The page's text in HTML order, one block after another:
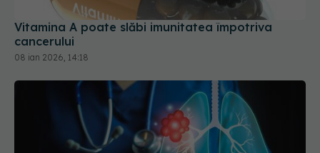
Vitamina A poate slăbi imunitatea împotriva
cancerului
08 ian 2026, 14:18